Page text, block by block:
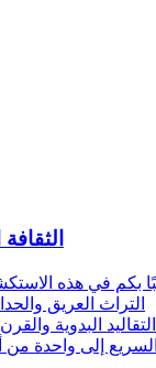
بكم في هذه
التراث العريق
التقاليد البدوية
إلى واحدة من